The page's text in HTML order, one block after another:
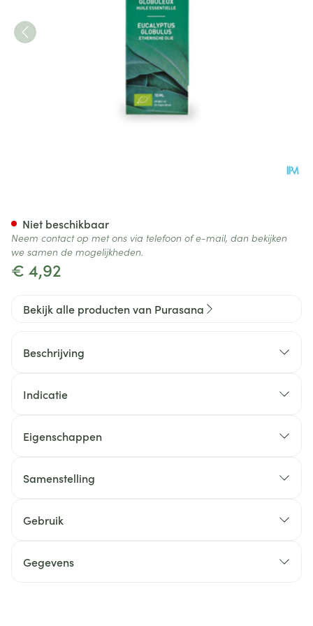
€ 4,92
Niet beschikbaar
Neem contact op met ons via telefoon of e-mail, dan bekijken
we samen de mogelijkheden.
Bekijk alle producten van Purasana
Beschrijving
Indicatie
Eigenschappen
Samenstelling
Gebruik
Gegevens